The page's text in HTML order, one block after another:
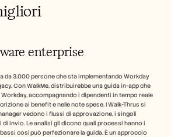
enterprise
da 3.000 persone che sta implementando Workday
Con WalkMe, distribuirebbe una guida in-app che
accompagnando i dipendenti in tempo reale
ai benefit e nelle note spese. I Walk-Thrus si
vedono i flussi di approvazione, i singoli
invio. Le analisi gli dicono quali processi hanno i
così può perfezionare la guida. È un approccio